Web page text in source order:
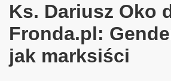
Ks. Dariusz Oko
Fronda.pl:
jak marksiści